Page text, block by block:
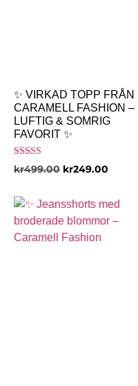
✨ VIRKAD TOPP FRÅN
CARAMELL FASHION –
LUFTIG & SOMRIG
FAVORIT ✨
Betygsatt
5.00
kr499.00 kr249.00